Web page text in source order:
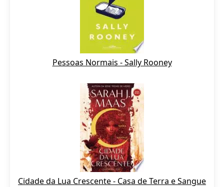
Pessoas Normais - Sally Rooney
Cidade da Lua Crescente - Casa de Terra e Sangue